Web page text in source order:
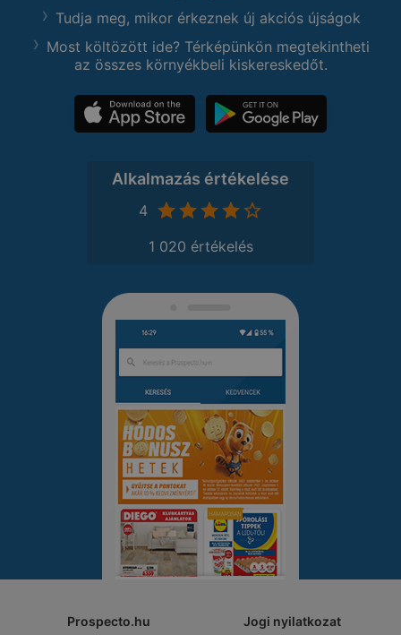
Tudja meg, mikor érkeznek új akciós újságok
Most költözött ide? Térképünkön megtekintheti
az összes környékbeli kiskereskedőt.
Alkalmazás értékelése
4
1 020 értékelés
Prospecto.hu Jogi nyilatkozat